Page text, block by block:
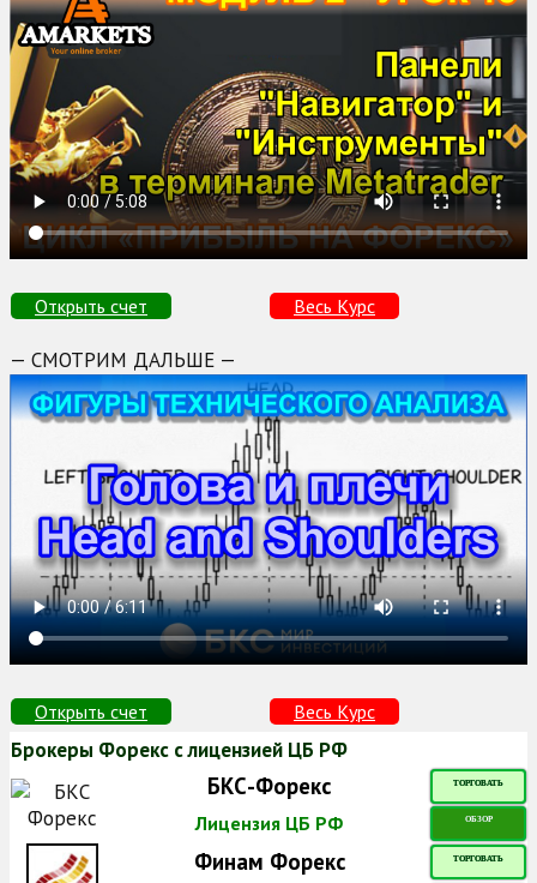
Открыть счет Весь Курс
— СМОТРИМ ДАЛЬШЕ —
Открыть счет Весь Курс
Брокеры Форекс с лицензией ЦБ РФ
БКС-Форекс ТОРГОВАТЬ
Лицензия ЦБ РФ ОБЗОР
Финам Форекс ТОРГОВАТЬ